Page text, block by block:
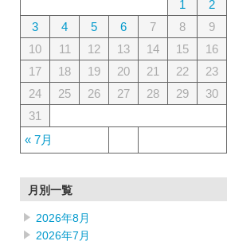
« 7月
1
2
3
4 5 6 7 8
9
10
11 12 13 14 15
16
17
18 19 20 21 22
23
24
25 26 27 28 29
30
31
月別一覧
2026年8月
2026年7月